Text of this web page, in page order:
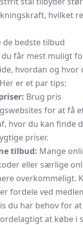
hvilket
de bedste tilbud
du får mest muligt
hvordan og hvor
er et par tips:
Brug pris
for at få
hvor du kan finde
priser.
tilbud: Mange
eller særlige
overkommeligt.
fordele ved
du har behov for
at købe i